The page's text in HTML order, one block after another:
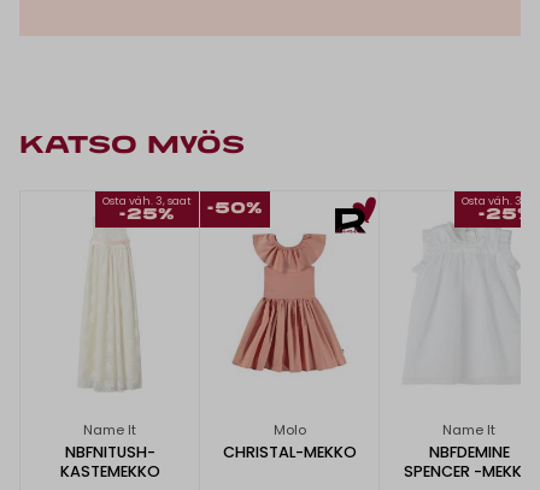
KATSO MYÖS
Osta väh. 3, saat
-25%
Name It
NBFNITUSH-
KASTEMEKKO
-50%
Molo
CHRISTAL-MEKKO
Osta väh. 3,
-25%
Name It
NBFDEMINE
SPENCER -MEKKO